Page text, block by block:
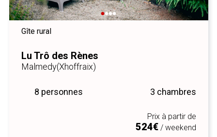
Gîte rural
Lu Trô des Rènes
Malmedy(Xhoffraix)
8 personnes 3 chambres
Prix à partir de
524€/ weekend